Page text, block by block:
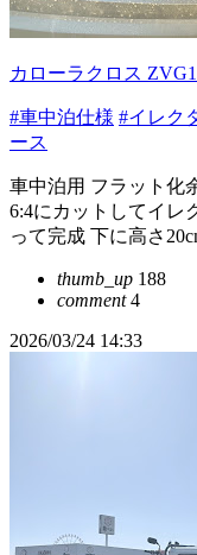
カローラクロス
#車中泊仕様 #イレク
ース
車中泊用 フラット化
6:4にカットしてイレ
って完成 下に高さ
thumb_up 188
comment4
2026/03/24 14:33